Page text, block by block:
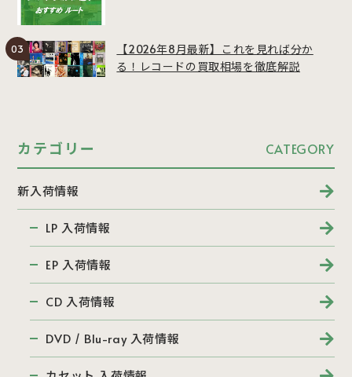
【2026年8月最新】これを見れば分か
る！レコードの買取相場を徹底解説
カテゴリー CATEGORY
新入荷情報
LP 入荷情報
EP 入荷情報
CD 入荷情報
DVD / Blu-ray 入荷情報